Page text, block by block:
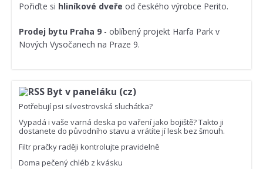
Pořiďte si hliníkové dveře od českého výrobce Perito.
Prodej bytu Praha 9 - oblíbený projekt Harfa Park v
Nových Vysočanech na Praze 9.
Byt v paneláku (cz)
Potřebují psi silvestrovská sluchátka?
Vypadá i vaše varná deska po vaření jako bojiště? Takto ji
dostanete do původního stavu a vrátíte jí lesk bez šmouh.
Filtr pračky raději kontrolujte pravidelně
Doma pečený chléb z kvásku